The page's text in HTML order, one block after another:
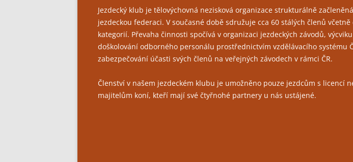
Jezdecký klub je tělovýchovná nezisková organizace strukturálně
jezdeckou federaci. V současné době sdružuje cca 60 stálých členů
kategorií. Převaha činnosti spočívá v organizaci jezdeckých závodů,
doškolování odborného personálu prostřednictvím vzdělávacího systému
zabezpečování účasti svých členů na veřejných závodech v rámci ČR.
Členství v našem jezdeckém klubu je umožněno pouze jezdcům s licencí
majitelům koní, kteří mají své čtyřnohé partnery u nás ustájené.